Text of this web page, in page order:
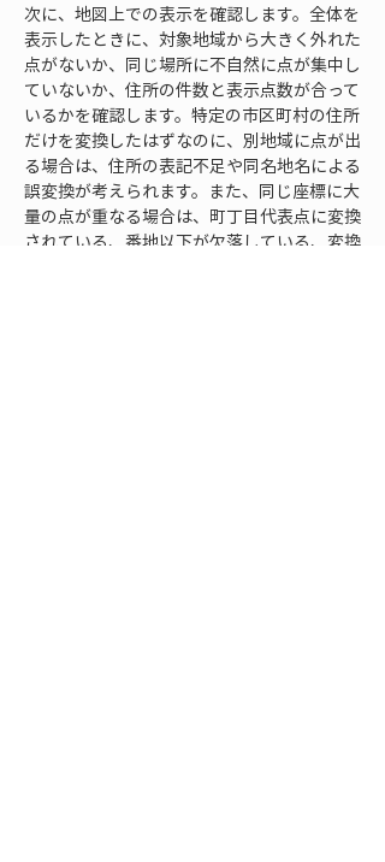
次に、地図上での表示を確認します。全体を
表示したときに、対象地域から大きく外れた
点がないか、同じ場所に不自然に点が集中し
ていないか、住所の件数と表示点数が合って
いるかを確認します。特定の市区町村の住所
だけを変換したはずなのに、別地域に点が出
る場合は、住所の表記不足や同名地名による
誤変換が考えられます。また、同じ座標に大
量の点が重なる場合は、町丁目代表点に変換
されている、番地以下が欠落している、変換